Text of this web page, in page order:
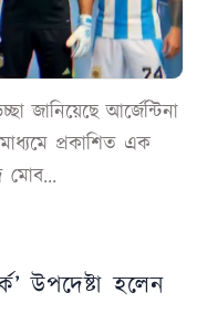
জানিয়েছে আর্জেন্টিনা
প্রকাশিত এক
মোব...
উপদেষ্টা হলেন